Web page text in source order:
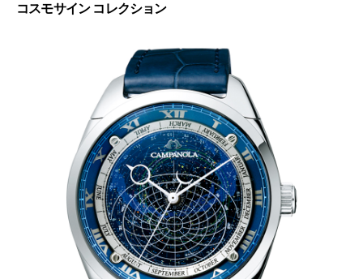
コスモサイン コレクション